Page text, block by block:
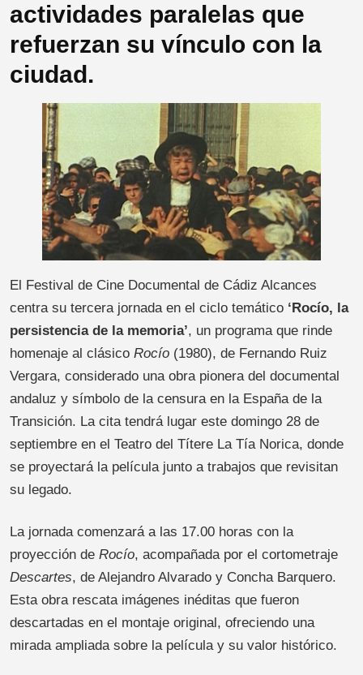
actividades paralelas que
refuerzan su vínculo con la
ciudad.
El Festival de Cine Documental de Cádiz Alcances
centra su tercera jornada en el ciclo temático ‘Rocío, la
persistencia de la memoria’, un programa que rinde
homenaje al clásico Rocío (1980), de Fernando Ruiz
Vergara, considerado una obra pionera del documental
andaluz y símbolo de la censura en la España de la
Transición. La cita tendrá lugar este domingo 28 de
septiembre en el Teatro del Títere La Tía Norica, donde
se proyectará la película junto a trabajos que revisitan
su legado.
La jornada comenzará a las 17.00 horas con la
proyección de Rocío, acompañada por el cortometraje
Descartes, de Alejandro Alvarado y Concha Barquero.
Esta obra rescata imágenes inéditas que fueron
descartadas en el montaje original, ofreciendo una
mirada ampliada sobre la película y su valor histórico.